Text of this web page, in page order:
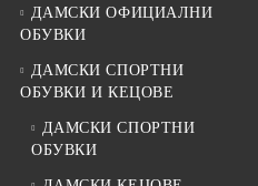
ДАМСКИ ОФИЦИАЛНИ
ОБУВКИ
ДАМСКИ СПОРТНИ
ОБУВКИ И КЕЦОВЕ
ДАМСКИ СПОРТНИ
ОБУВКИ